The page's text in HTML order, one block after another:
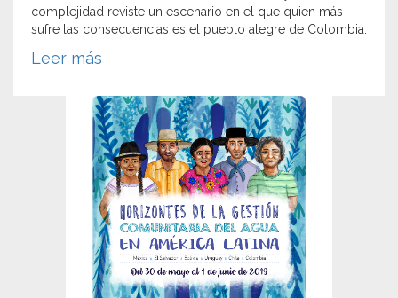
complejidad reviste un escenario en el que quien más
sufre las consecuencias es el pueblo alegre de Colombia.
Leer más